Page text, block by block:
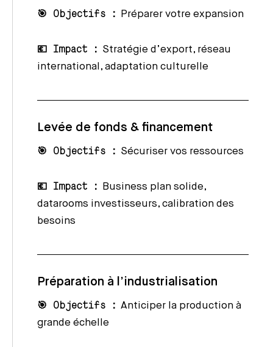
🎯 Objectifs : Préparer votre expansion
💶 Impact :
Stratégie d’export, réseau
international, adaptation culturelle
Levée de fonds & financement
🎯 Objectifs : Sécuriser vos ressources
💶 Impact :
Business plan solide,
datarooms investisseurs, calibration des
besoins
Préparation à l’industrialisation
🎯 Objectifs : Anticiper la production à
grande échelle